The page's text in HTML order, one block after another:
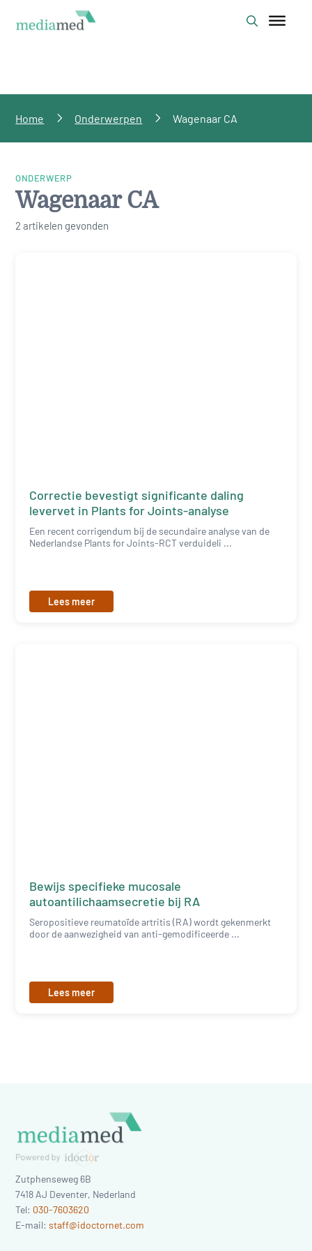
Home Onderwerpen Wagenaar CA
ONDERWERP
Wagenaar CA
2 artikelen gevonden
Correctie bevestigt significante daling
levervet in Plants for Joints-analyse
Een recent corrigendum bij de secundaire analyse van de
Nederlandse Plants for Joints-RCT verduideli ...
Lees meer
Bewijs specifieke mucosale
autoantilichaamsecretie bij RA
Seropositieve reumatoïde artritis (RA) wordt gekenmerkt
door de aanwezigheid van anti-gemodificeerde ...
Lees meer
Zutphenseweg 6B
7418 AJ Deventer, Nederland
Tel: 030-7603620
E-mail:staff@idoctornet.com